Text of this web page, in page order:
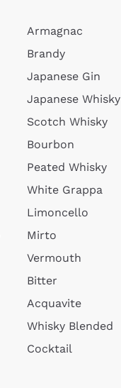
Armagnac
Brandy
Japanese Gin
Japanese Whisky
Scotch Whisky
Bourbon
Peated Whisky
White Grappa
Limoncello
Mirto
Vermouth
Bitter
Acquavite
Whisky Blended
Cocktail